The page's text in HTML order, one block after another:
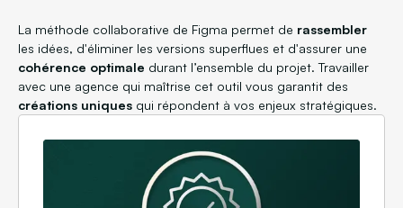
La méthode collaborative de Figma permet de rassembler
les idées, d'éliminer les versions superflues et d'assurer une
cohérence optimale durant l’ensemble du projet. Travailler
avec une agence qui maîtrise cet outil vous garantit des
créations uniques qui répondent à vos enjeux stratégiques.